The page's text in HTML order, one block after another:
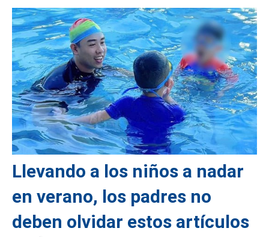
Llevando a los niños a nadar
en verano, los padres no
deben olvidar estos artículos